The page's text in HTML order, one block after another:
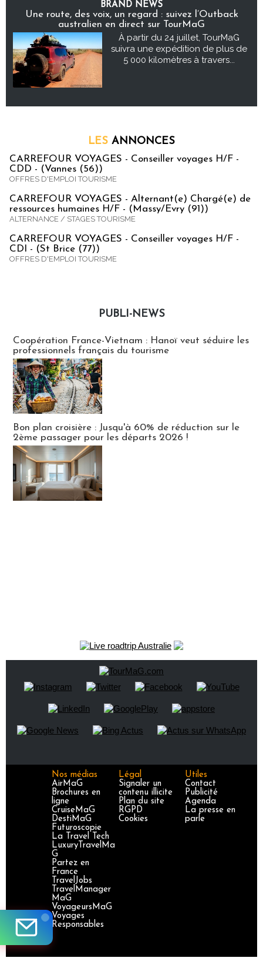
BRAND NEWS
Une route, des voix, un regard : suivez l’Outback
australien en direct sur TourMaG
À partir du 24 juillet, TourMaG
suivra une expédition de plus de
5 000 kilomètres à travers...
LES ANNONCES
CARREFOUR VOYAGES - Conseiller voyages H/F -
CDD - (Vannes (56))
OFFRES D'EMPLOI TOURISME
CARREFOUR VOYAGES - Alternant(e) Chargé(e) de
ressources humaines H/F - (Massy/Evry (91))
ALTERNANCE / STAGES TOURISME
CARREFOUR VOYAGES - Conseiller voyages H/F -
CDI - (St Brice (77))
OFFRES D'EMPLOI TOURISME
PUBLI-NEWS
Coopération France-Vietnam : Hanoï veut séduire les
professionnels français du tourisme
Bon plan croisière : Jusqu'à 60% de réduction sur le
2ème passager pour les départs 2026 !
Nos médias
AirMaG
Brochures en
ligne
CruiseMaG
DestiMaG
Futuroscopie
La Travel Tech
LuxuryTravelMa
G
Partez en
France
TravelJobs
TravelManager
MaG
VoyageursMaG
Voyages
Responsables
Légal
Signaler un
contenu illicite
Plan du site
RGPD
Cookies
Utiles
Contact
Publicité
Agenda
La presse en
parle